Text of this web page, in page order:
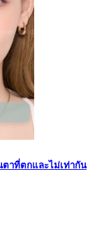
าที่ตกและไม่เท่ากัน